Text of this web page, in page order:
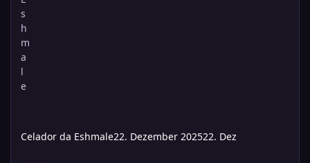
Celador da Eshmale22. Dezember 202522. Dez